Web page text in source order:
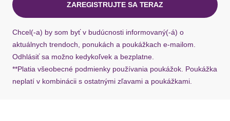
ZAREGISTRUJTE SA TERAZ
Chcel(-a) by som byť v budúcnosti informovaný(-á) o
aktuálnych trendoch, ponukách a poukážkach e-mailom.
Odhlásiť sa možno kedykoľvek a bezplatne.
**Platia všeobecné podmienky používania poukážok. Poukážka
neplatí v kombinácii s ostatnými zľavami a poukážkami.